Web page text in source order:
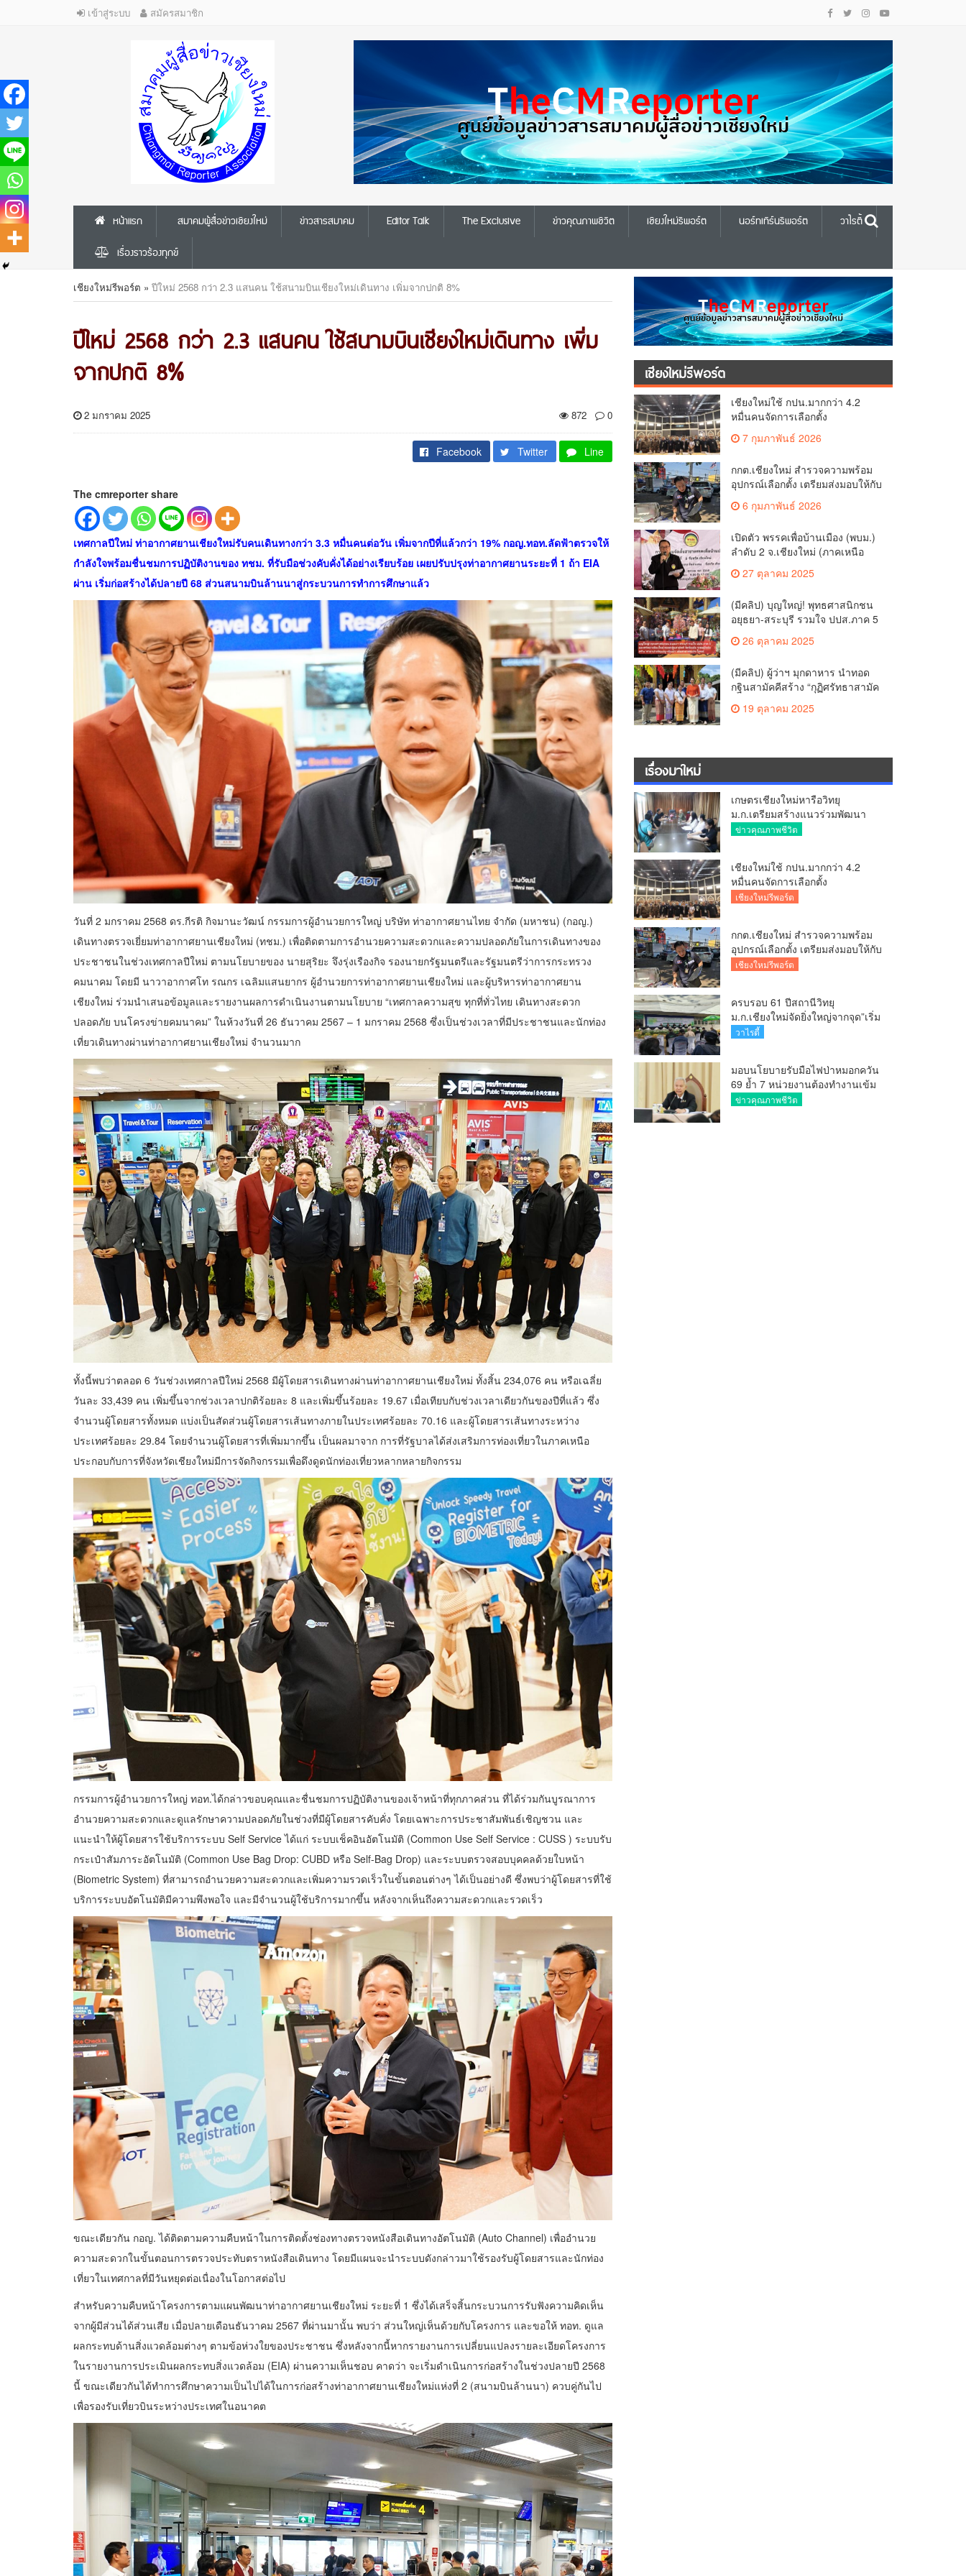
เข้าสู่ระบบ สมัครสมาชิก
หน้าแรก สมาคมผู้สื่อข่าวเชียงใหม่ ข่าวสารสมาคม Editor Talk The Exclusive ข่าวคุณภาพชีวิต เชียงใหม่รีพอร์ต นอร์ทเทิร์นรีพอร์ต
วาไรตี้
เรื่องราวร้องทุกข์
เชียงใหม่รีพอร์ต » ปีใหม่ 2568 กว่า 2.3 แสนคน ใช้สนามบินเชียงใหม่เดินทาง เพิ่มจากปกติ 8%
ปีใหม่ 2568 กว่า 2.3 แสนคน ใช้สนามบินเชียงใหม่เดินทาง เพิ่ม
จากปกติ 8%
2 มกราคม 2025 872 0
Facebook Twitter Line
The cmreporter share
เทศกาลปีใหม่ ท่าอากาศยานเชียงใหม่รับคนเดินทางกว่า 3.3 หมื่นคนต่อวัน เพิ่มจากปีที่แล้วกว่า 19% กอญ.ทอท.ลัดฟ้าตรวจให้
กำลังใจพร้อมชื่นชมการปฏิบัติงานของ ทชม. ที่รับมือช่วงคับคั่งได้อย่างเรียบร้อย เผยปรับปรุงท่าอากาศยานระยะที่ 1 ถ้า EIA
ผ่าน เริ่มก่อสร้างได้ปลายปี 68 ส่วนสนามบินล้านนาสู่กระบวนการทำการศึกษาแล้ว
วันที่ 2 มกราคม 2568 ดร.กีรติ กิจมานะวัฒน์ กรรมการผู้อำนวยการใหญ่ บริษัท ท่าอากาศยานไทย จำกัด (มหาชน) (กอญ.)
เดินทางตรวจเยี่ยมท่าอากาศยานเชียงใหม่ (ทชม.) เพื่อติดตามการอำนวยความสะดวกและความปลอดภัยในการเดินทางของ
ประชาชนในช่วงเทศกาลปีใหม่ ตามนโยบายของ นายสุริยะ จึงรุ่งเรืองกิจ รองนายกรัฐมนตรีและรัฐมนตรีว่าการกระทรวง
คมนาคม โดยมี นาวาอากาศโท รณกร เฉลิมแสนยากร ผู้อำนวยการท่าอากาศยานเชียงใหม่ และผู้บริหารท่าอากาศยาน
เชียงใหม่ ร่วมนำเสนอข้อมูลและรายงานผลการดำเนินงานตามนโยบาย “เทศกาลความสุข ทุกที่ทั่วไทย เดินทางสะดวก
ปลอดภัย บนโครงข่ายคมนาคม” ในห้วงวันที่ 26 ธันวาคม 2567 – 1 มกราคม 2568 ซึ่งเป็นช่วงเวลาที่มีประชาชนและนักท่อง
เที่ยวเดินทางผ่านท่าอากาศยานเชียงใหม่ จำนวนมาก
ทั้งนี้พบว่าตลอด 6 วันช่วงเทศกาลปีใหม่ 2568 มีผู้โดยสารเดินทางผ่านท่าอากาศยานเชียงใหม่ ทั้งสิ้น 234,076 คน หรือเฉลี่ย
วันละ 33,439 คน เพิ่มขึ้นจากช่วงเวลาปกติร้อยละ 8 และเพิ่มขึ้นร้อยละ 19.67 เมื่อเทียบกับช่วงเวลาเดียวกันของปีที่แล้ว ซึ่ง
จำนวนผู้โดยสารทั้งหมด แบ่งเป็นสัดส่วนผู้โดยสารเส้นทางภายในประเทศร้อยละ 70.16 และผู้โดยสารเส้นทางระหว่าง
ประเทศร้อยละ 29.84 โดยจำนวนผู้โดยสารที่เพิ่มมากขึ้น เป็นผลมาจาก การที่รัฐบาลได้ส่งเสริมการท่องเที่ยวในภาคเหนือ
ประกอบกับการที่จังหวัดเชียงใหม่มีการจัดกิจกรรมเพื่อดึงดูดนักท่องเที่ยวหลากหลายกิจกรรม
กรรมการผู้อำนวยการใหญ่ ทอท.ได้กล่าวขอบคุณและชื่นชมการปฏิบัติงานของเจ้าหน้าที่ทุกภาคส่วน ที่ได้ร่วมกันบูรณาการ
อำนวยความสะดวกและดูแลรักษาความปลอดภัยในช่วงที่มีผู้โดยสารคับคั่ง โดยเฉพาะการประชาสัมพันธ์เชิญชวน และ
แนะนำให้ผู้โดยสารใช้บริการระบบ Self Service ได้แก่ ระบบเช็คอินอัตโนมัติ (Common Use Self Service : CUSS ) ระบบรับ
กระเป๋าสัมภาระอัตโนมัติ (Common Use Bag Drop: CUBD หรือ Self-Bag Drop) และระบบตรวจสอบบุคคลด้วยใบหน้า
(Biometric System) ที่สามารถอำนวยความสะดวกและเพิ่มความรวดเร็วในขั้นตอนต่างๆ ได้เป็นอย่างดี ซึ่งพบว่าผู้โดยสารที่ใช้
บริการระบบอัตโนมัติมีความพึงพอใจ และมีจำนวนผู้ใช้บริการมากขึ้น หลังจากเห็นถึงความสะดวกและรวดเร็ว
ขณะเดียวกัน กอญ. ได้ติดตามความคืบหน้าในการติดตั้งช่องทางตรวจหนังสือเดินทางอัตโนมัติ (Auto Channel) เพื่ออำนวย
ความสะดวกในขั้นตอนการตรวจประทับตราหนังสือเดินทาง โดยมีแผนจะนำระบบดังกล่าวมาใช้รองรับผู้โดยสารและนักท่อง
เที่ยวในเทศกาลที่มีวันหยุดต่อเนื่องในโอกาสต่อไป
สำหรับความคืบหน้าโครงการตามแผนพัฒนาท่าอากาศยานเชียงใหม่ ระยะที่ 1 ซึ่งได้เสร็จสิ้นกระบวนการรับฟังความคิดเห็น
จากผู้มีส่วนได้ส่วนเสีย เมื่อปลายเดือนธันวาคม 2567 ที่ผ่านมานั้น พบว่า ส่วนใหญ่เห็นด้วยกับโครงการ และขอให้ ทอท. ดูแล
ผลกระทบด้านสิ่งแวดล้อมต่างๆ ตามข้อห่วงใยของประชาชน ซึ่งหลังจากนี้หากรายงานการเปลี่ยนแปลงรายละเอียดโครงการ
ในรายงานการประเมินผลกระทบสิ่งแวดล้อม (EIA) ผ่านความเห็นชอบ คาดว่า จะเริ่มดำเนินการก่อสร้างในช่วงปลายปี 2568
นี้ ขณะเดียวกันได้ทำการศึกษาความเป็นไปได้ในการก่อสร้างท่าอากาศยานเชียงใหม่แห่งที่ 2 (สนามบินล้านนา) ควบคู่กันไป
เพื่อรองรับเที่ยวบินระหว่างประเทศในอนาคต
เชียงใหม่รีพอร์ต
เชียงใหม่ใช้ กปน.มากกว่า 4.2
หมื่นคนจัดการเลือกตั้ง
กกต.เชียงใหม่ ร่วมกับ นายอำเภอ
หางดง ตรวจความเรียบร้อย การ
7 กุมภาพันธ์ 2026
กกต.เชียงใหม่ สำรวจความพร้อม
อุปกรณ์เลือกตั้ง เตรียมส่งมอบให้กับ
ทุกหน่วยเลือกตั้งในวันพรุ่งนี้
6 กุมภาพันธ์ 2026
เปิดตัว พรรคเพื่อบ้านเมือง (พบม.)
ลำดับ 2 จ.เชียงใหม่ (ภาคเหนือ
ตอนบน) ชูนโยบาย ปลดหนี้ สร้าง
รายได้ ตั้งกองทุนเกษตรกร สร้าง
ประชาชน นำกฎหมายบังคับใช้
และเผาทำลายยาเสพติดทิ้งทันที
หากจับได้
27 ตุลาคม 2025
(มีคลิป) บุญใหญ่! พุทธศาสนิกชน
อยุธยา-สระบุรี รวมใจ ปปส.ภาค 5
และศรัทธาเชียงใหม่ ทอดกฐิน
สามัคคี วัดร้องอ้อ
26 ตุลาคม 2025
(มีคลิป) ผู้ว่าฯ มุกดาหาร นำทอด
กฐินสามัคคีสร้าง “กุฏิศรัทธาสามัค
คีฯ” วัดทากู่แก้วลำพูน ยอดปัจจัย 5
แสนกว่าบาท
19 ตุลาคม 2025
เรื่องมาใหม่
เกษตรเชียงใหม่หารือวิทยุ
ม.ก.เตรียมสร้างแนวร่วมพัฒนา
คุณภาพชีวิตเกษตรกร สื่อสาร
ข่าวคุณภาพชีวิต
เชียงใหม่ใช้ กปน.มากกว่า 4.2
หมื่นคนจัดการเลือกตั้ง
กกต.เชียงใหม่ ร่วมกับ นายอำเภอ
เชียงใหม่รีพอร์ต
กกต.เชียงใหม่ สำรวจความพร้อม
อุปกรณ์เลือกตั้ง เตรียมส่งมอบให้กับ
ทุกหน่วยเลือกตั้งในวันพรุ่งนี้
เชียงใหม่รีพอร์ต
ครบรอบ 61 ปีสถานีวิทยุ
ม.ก.เชียงใหม่จัดยิ่งใหญ่จากจุด”เริ่ม
ต้นจากเสาไม้ไผ่ จนถึงวันที่มี
วาไรตี้
มอบนโยบายรับมือไฟป่าหมอกควัน
69 ย้ำ 7 หน่วยงานต้องทำงานเข้ม
ข้น ชี้ “ผู้ว่า” คีย์แมนสำคัญทำ
ข่าวคุณภาพชีวิต